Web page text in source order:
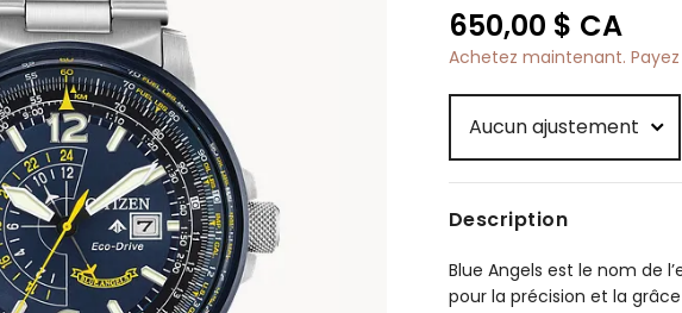
650,00 $ CA
Achetez maintenant.
Description
Blue Angels est le nom de
pour la précision et la